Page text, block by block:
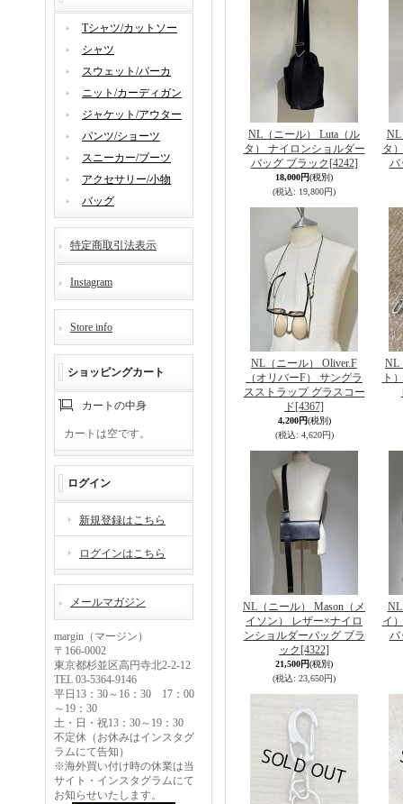
Tシャツ/カットソー
シャツ
スウェット/パーカ
ニット/カーディガン
ジャケット/アウター
パンツ/ショーツ
スニーカー/ブーツ
アクセサリー/小物
バッグ
特定商取引法表示
Instagram
Store info
ショッピングカート
カートの中身
カートは空です。
ログイン
新規登録はこちら
ログインはこちら
メールマガジン
margin（マージン）
〒166-0002
東京都杉並区高円寺北2-2-12
TEL 03-5364-9146
平日13：30～16：30 17：00
～19：30
土・日・祝13：30～19：30
不定休（お休みはインスタグ
ラムにて告知）
※海外買い付け時の休業は当
サイト・インスタグラムにて
お知らせいたします。
NL（ニール） Luta（ル
タ） ナイロンショルダー
バッグ ブラック [4242]
18,000円(税別)
(税込: 19,800円)
NL
タ
バ
NL（ニール） Oliver.F
（オリバーF） サングラ
スストラップ グラスコー
ド[4367]
4,200円(税別)
(税込: 4,620円)
NL
ト
NL（ニール） Mason（メ
イソン） レザー×ナイロ
ンショルダーバッグ ブラ
ック [4322]
21,500円(税別)
(税込: 23,650円)
イ
バ